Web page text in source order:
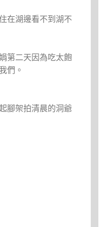
在湖邊看不到湖不
第二天因為吃太飽
們。
腳架拍清晨的洞爺